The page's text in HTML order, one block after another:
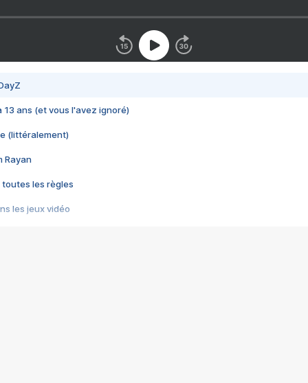
13 ans (et vous l'avez ignoré)
(littéralement)
Rayan
toutes les règles
les jeux vidéo